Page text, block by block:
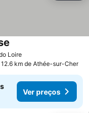
LoireVer preços
km de Athée-sur-Cher
Ver preços